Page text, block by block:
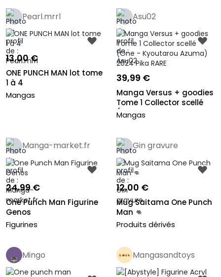
Pearl.mrrl
13,00 €
ONE PUNCH MAN lot tome
1 à 4
Mangas
Asu02
39,99 €
Manga Versus + goodies
Tome 1 Collector scellé
(On...
Mangas
Manga-market.fr
Pro
24,99 €
One Punch Man Figurine
Genos
Figurines
Gin gravure
12,00 €
Mug Saitama One Punch
Man 👊
Produits dérivés
Mingo
Mangasandtoys
Pro